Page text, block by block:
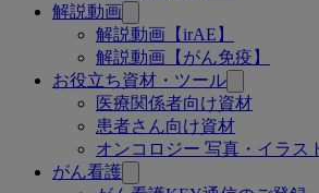
解説動画
解説動画【irAE】
解説動画【がん免疫】
お役立ち資材・ツール
医療関係者向け資材
患者さん向け資材
オンコロジー 写真・イラス
がん看護